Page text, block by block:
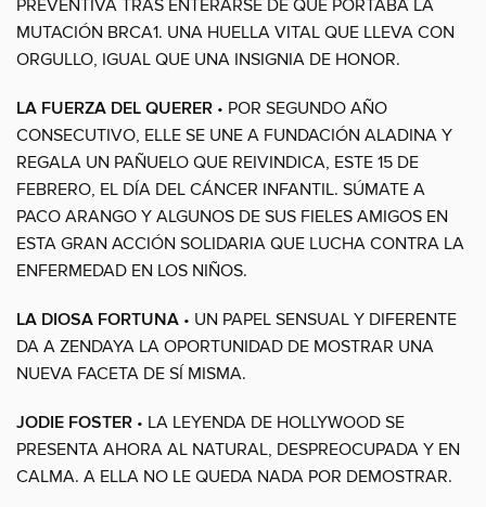
PREVENTIVA TRAS ENTERARSE DE QUE PORTABA LA
MUTACIÓN BRCA1. UNA HUELLA VITAL QUE LLEVA CON
ORGULLO, IGUAL QUE UNA INSIGNIA DE HONOR.
LA FUERZA DEL QUERER • POR SEGUNDO AÑO
CONSECUTIVO, ELLE SE UNE A FUNDACIÓN ALADINA Y
REGALA UN PAÑUELO QUE REIVINDICA, ESTE 15 DE
FEBRERO, EL DÍA DEL CÁNCER INFANTIL. SÚMATE A
PACO ARANGO Y ALGUNOS DE SUS FIELES AMIGOS EN
ESTA GRAN ACCIÓN SOLIDARIA QUE LUCHA CONTRA LA
ENFERMEDAD EN LOS NIÑOS.
LA DIOSA FORTUNA • UN PAPEL SENSUAL Y DIFERENTE
DA A ZENDAYA LA OPORTUNIDAD DE MOSTRAR UNA
NUEVA FACETA DE SÍ MISMA.
JODIE FOSTER • LA LEYENDA DE HOLLYWOOD SE
PRESENTA AHORA AL NATURAL, DESPREOCUPADA Y EN
CALMA. A ELLA NO LE QUEDA NADA POR DEMOSTRAR.